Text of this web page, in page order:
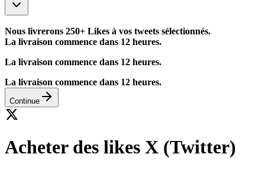
Nous livrerons 250+ Likes à vos tweets sélectionnés.
La livraison commence dans 12 heures.
La livraison commence dans 12 heures.
La livraison commence dans 12 heures.
Continue
Acheter des likes X (Twitter)